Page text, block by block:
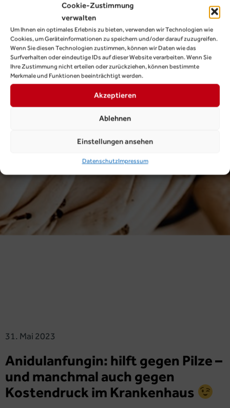
Cookie-Zustimmung
verwalten
Um Ihnen ein optimales Erlebnis zu bieten, verwenden wir Technologien wie
Cookies, um Geräteinformationen zu speichern und/oder darauf zuzugreifen.
Wenn Sie diesen Technologien zustimmen, können wir Daten wie das
Surfverhalten oder eindeutige IDs auf dieser Website verarbeiten. Wenn Sie
Ihre Zustimmung nicht erteilen oder zurückziehen, können bestimmte
Merkmale und Funktionen beeinträchtigt werden.
Akzeptieren
Ablehnen
Einstellungen ansehen
DatenschutzImpressum
31. Mai 2023
Anidulanfungin: hilft gegen Pilze –
und manchmal auch gegen
Kostendruck im Krankenhaus